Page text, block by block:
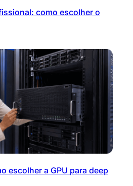
como escolher o
escolher a GPU para deep